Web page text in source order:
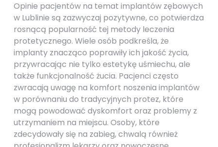
Opinie pacjentów na temat implantów zębowych
w Lublinie są zazwyczaj pozytywne, co potwierdza
rosnącą popularność tej metody leczenia
protetycznego. Wiele osób podkreśla, że
implanty znacząco poprawiły ich jakość życia,
przywracając nie tylko estetykę uśmiechu, ale
także funkcjonalność żucia. Pacjenci często
zwracają uwagę na komfort noszenia implantów
w porównaniu do tradycyjnych protez, które
mogą powodować dyskomfort oraz problemy z
utrzymaniem na miejscu. Osoby, które
zdecydowały się na zabieg, chwalą również